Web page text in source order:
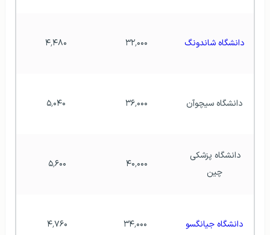
دانشگاه شاندونگ ۳۲٬۰۰۰ ۴٬۴۸۰
دانشگاه سیچوآن ۳۶٬۰۰۰ ۵٬۰۴۰
چین
۴۰٬۰۰۰ ۵٬۶۰۰
دانشگاه جیانگسو ۳۴٬۰۰۰ ۴٬۷۶۰